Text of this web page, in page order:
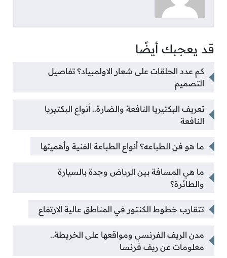
قد يعجبك أيضًا
كم عدد الحلقات على شعار الاولمبياد؟ تفاصيل
التصميم
تعريف البكتيريا النافعة والضارة.. أنواع البكتيريا
النافعة
ما هو فن الطباعه؟ أنواع الطباعة الفنية وأهميتها
ما هي المسافة بين الرياض وجدة بالسيارة
والطائرة؟
تتقارب خطوط الكنتور في المناطق عالية الارتفاع
مدن الريف الفرنسي ومواقعها على الخريطة..
معلومات عن ريف فرنسا